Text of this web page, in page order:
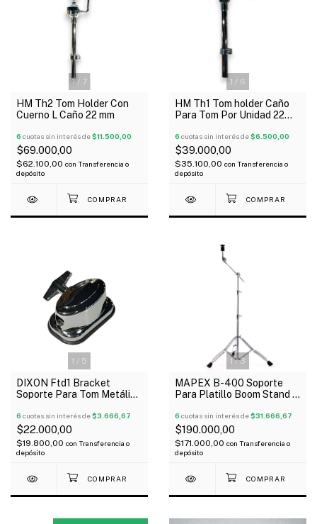
1/ 7
HM Th2 Tom Holder Con
Cuerno L Caño 22 mm
6 cuotas sin interés de$11.500,00
$69.000,00
$62.100,00 con Transferencia o
depósito
1 / 6
HM Th1 Tom holder Caño
Para Tom Por Unidad 22
6 cuotas sin interés de$6.500,00
$39.000,00
$35.100,00 con Transferencia o
depósito
1 / 5
DIXON Ftd1 Bracket
Soporte Para Tom Metálico
6 cuotas sin interés de$3.666,67
$22.000,00
$19.800,00 con Transferencia o
depósito
1/3
MAPEX B-400 Soporte
Para Platillo Boom Stand 3
6 cuotas sin interés de$31.666,67
$190.000,00
$171.000,00 con Transferencia o
depósito